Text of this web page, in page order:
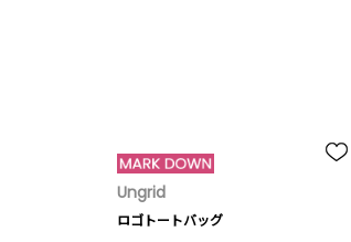
Ungrid
ロゴトートバッグ